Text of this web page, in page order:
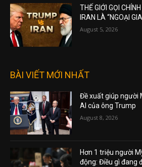
THẾ GIỚI GỌI
IRAN LÀ “NGOẠI
August 5, 2026
BÀI VIẾT MỚI NHẤT
Đề xuất giúp người
AI của ông Trump
August 8, 2026
Hơn 1 triệu người
động: Điều gì đang